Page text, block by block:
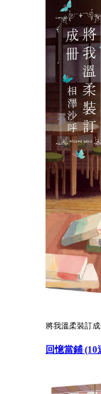
將我溫柔裝訂
回憶當鋪